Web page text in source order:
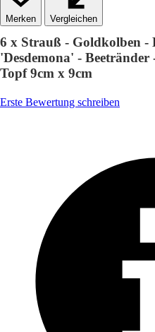
Vergleichen
6 x Strauß - Goldkolben -
'Desdemona' -
Topf 9cm x 9cm
Erste Bewertung schreiben